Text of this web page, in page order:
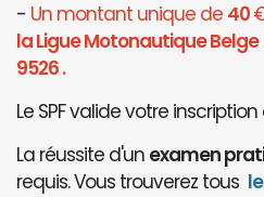
- Un montant unique de 40
la Ligue Motonautique Belge
9526 .
Le SPF valide votre
La réussite d'un examen
requis. Vous trouverez tous